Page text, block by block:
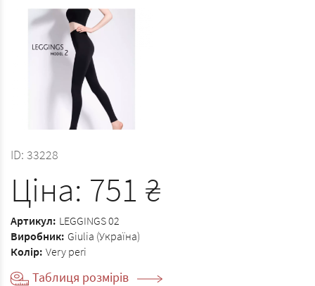
ID: 33228
Ціна: 751 ₴
Артикул: LEGGINGS 02
Виробник: Giulia (Україна)
Колір: Very peri
Таблиця розмірів